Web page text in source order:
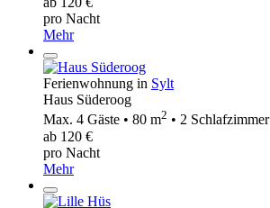
pro Nacht
Mehr
Ferienwohnung in Sylt
Haus Süderoog
Max. 4 Gäste • 80 m2 • 2 Schlafzimmer
ab 120 €
pro Nacht
Mehr